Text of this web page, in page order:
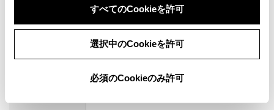
すべてのCookieを許可
選択中のCookieを許可
必須のCookieのみ許可
1000cc
2WD FF